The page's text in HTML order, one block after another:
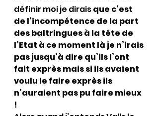
définir moi je dirais que c’est
de l’incompétence de la part
des baltringues à la tête de
l’Etat à ce moment là je n’irais
pas jusqu’à dire qu’ils l’ont
fait exprès mais si ils avaient
voulu le faire exprès ils
n’auraient pas pu faire mieux
!